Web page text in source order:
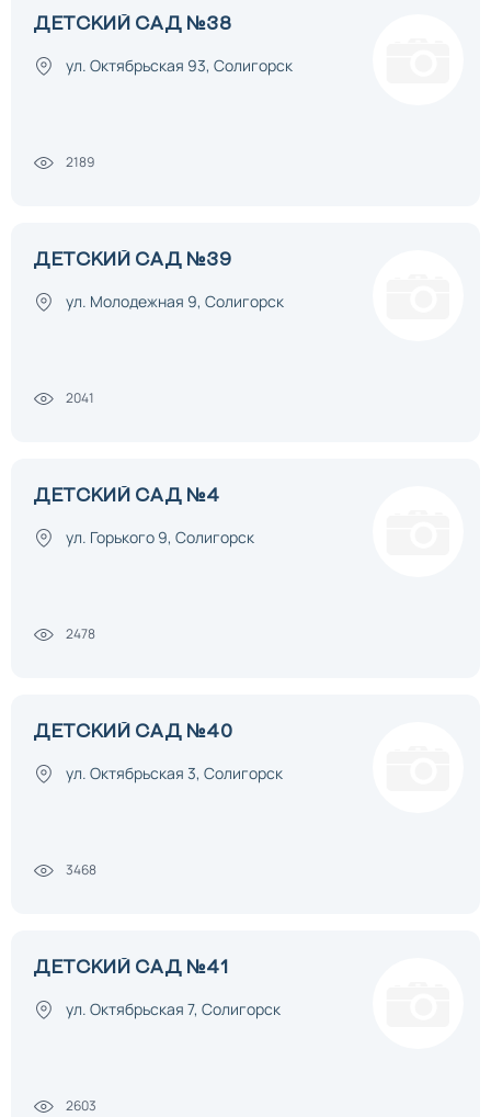
ДЕТСКИЙ САД №38
ул. Октябрьская 93, Солигорск
2189
ДЕТСКИЙ САД №39
ул. Молодежная 9, Солигорск
2041
ДЕТСКИЙ САД №4
ул. Горького 9, Солигорск
2478
ДЕТСКИЙ САД №40
ул. Октябрьская 3, Солигорск
3468
ДЕТСКИЙ САД №41
ул. Октябрьская 7, Солигорск
2603